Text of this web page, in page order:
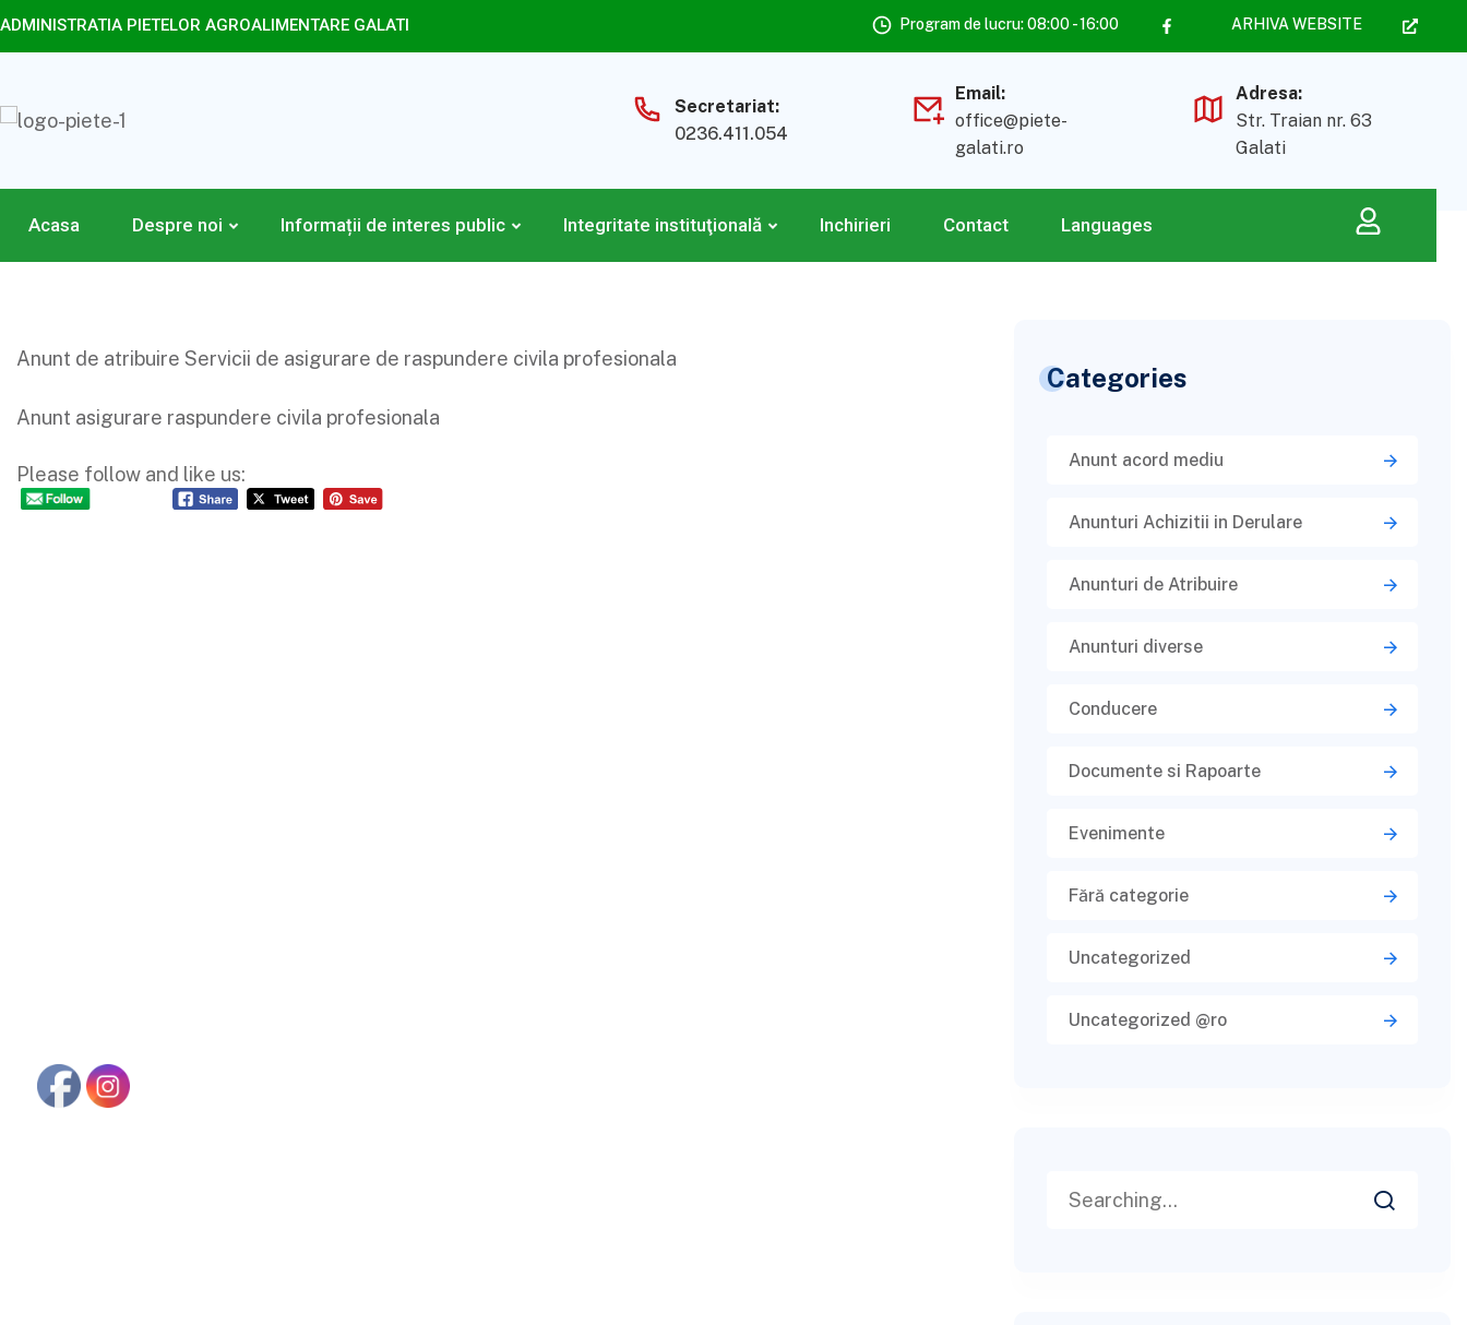
ADMINISTRATIA PIETELOR AGROALIMENTARE GALATI Program de lucru: 08:00 - 16:00 ARHIVA WEBSITE
Secretariat:
0236.411.054
Email:
office@piete-
galati.ro
Adresa:
Str. Traian nr. 63
Galati
Acasa Despre noi Informații de interes public Integritate instituţională Inchirieri Contact Languages
Anunt de atribuire Servicii de asigurare de raspundere civila profesionala
Anunt asigurare raspundere civila profesionala
Please follow and like us:
Categories
Anunt acord mediu
Anunturi Achizitii in Derulare
Anunturi de Atribuire
Anunturi diverse
Conducere
Documente si Rapoarte
Evenimente
Fără categorie
Uncategorized
Uncategorized @ro